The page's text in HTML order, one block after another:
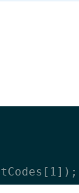
[1]) ;